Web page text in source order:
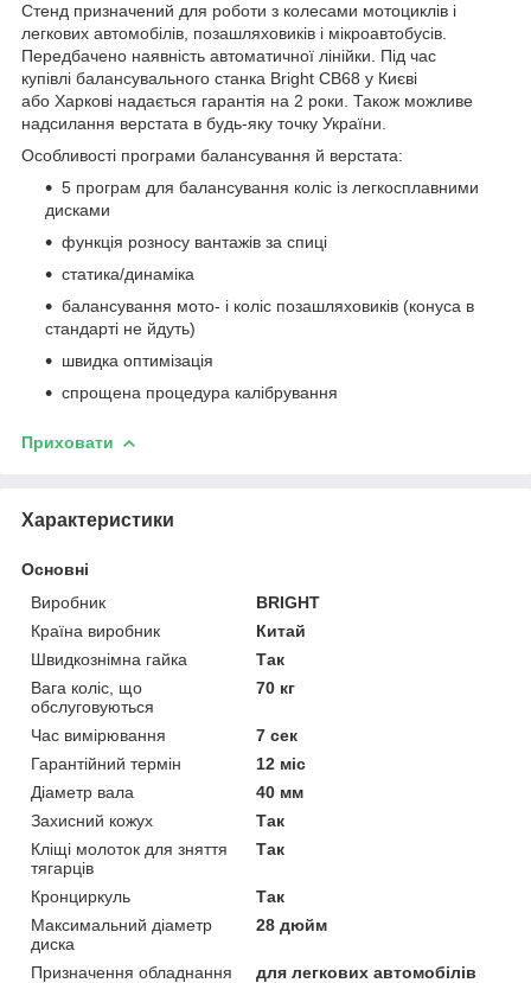
Стенд призначений для роботи з колесами мотоциклів і
легкових автомобілів, позашляховиків і мікроавтобусів.
Передбачено наявність автоматичної лінійки. Під час
купівлі балансувального станка Bright CB68 у Києві
або Харкові надається гарантія на 2 роки. Також можливе
надсилання верстата в будь-яку точку України.
Особливості програми балансування й верстата:
5 програм для балансування коліс із легкосплавними
дисками
функція розносу вантажів за спиці
статика/динаміка
балансування мото- і коліс позашляховиків (конуса в
стандарті не йдуть)
швидка оптимізація
спрощена процедура калібрування
Приховати
Характеристики
Основні
Виробник
BRIGHT
Країна виробник
Китай
Швидкознімна гайка
Так
Вага коліс, що
обслуговуються
70 кг
Час вимірювання
7 сек
Гарантійний термін
12 міс
Діаметр вала
40 мм
Захисний кожух
Так
Кліщі молоток для зняття
тягарців
Так
Кронциркуль
Так
Максимальний діаметр
диска
28 дюйм
Призначення обладнання
для легкових автомобілів